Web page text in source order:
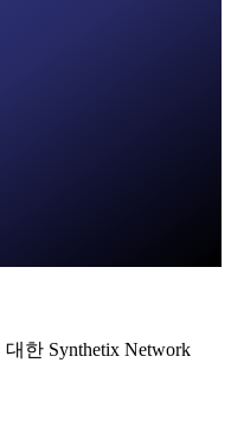
한 Synthetix Network